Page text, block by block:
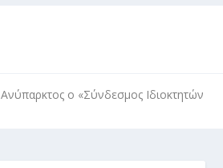
Ανύπαρκτος ο «Σύνδεσμος Ιδιοκτητών